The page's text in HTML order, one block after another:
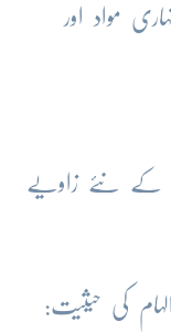
مواد اور
کے نئے زاویے
کی حیثیت: